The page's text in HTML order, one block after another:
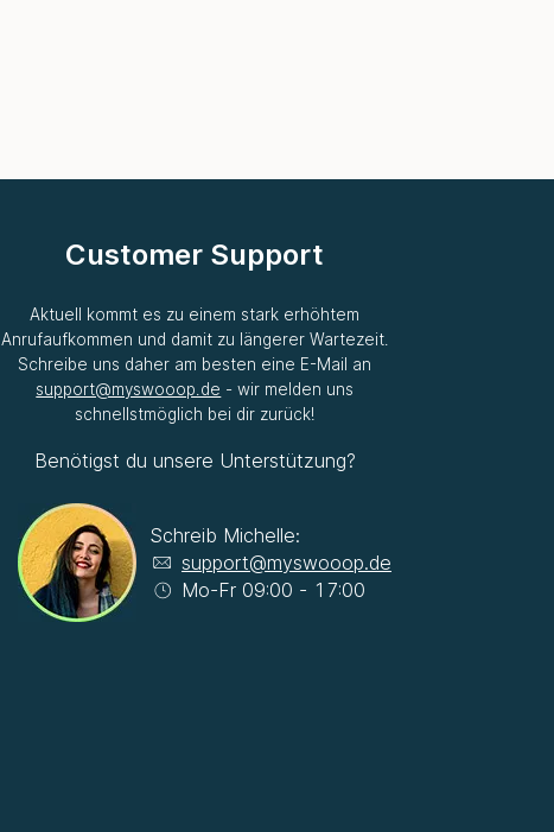
Customer Support
Aktuell kommt es zu einem stark erhöhtem
Anrufaufkommen und damit zu längerer Wartezeit.
Schreibe uns daher am besten eine E-Mail an
support@myswooop.de - wir melden uns
schnellstmöglich bei dir zurück!
Benötigst du unsere Unterstützung?
Schreib Michelle:
support@myswooop.de
Mo-Fr 09:00 - 17:00